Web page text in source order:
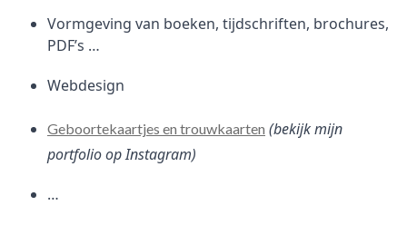
Vormgeving van boeken, tijdschriften, brochures,
PDF’s …
Webdesign
Geboortekaartjes en trouwkaarten (bekijk mijn
portfolio op Instagram)
…